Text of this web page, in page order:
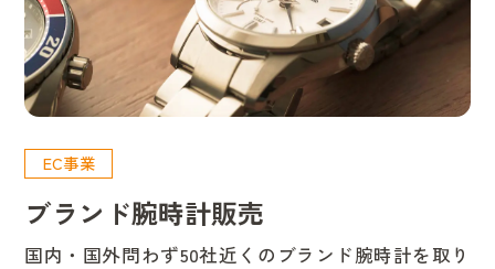
EC事業
ブランド腕時計販売
国内・国外問わず50社近くのブランド腕時計を取り